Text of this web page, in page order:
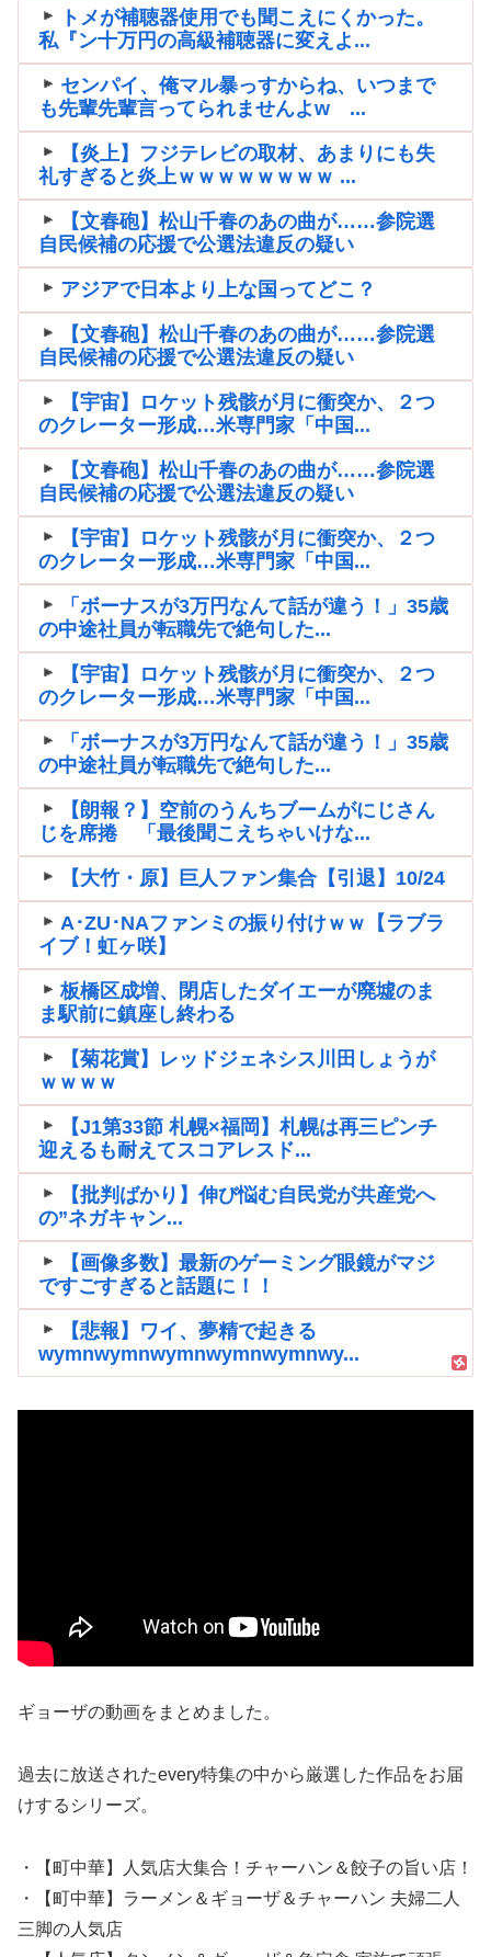
トメが補聴器使用でも聞こえにくかった。
私『ン十万円の高級補聴器に変えよ...
センパイ、俺マル暴っすからね、いつまで
も先輩先輩言ってられませんよw ...
【炎上】フジテレビの取材、あまりにも失
礼すぎると炎上ｗｗｗｗｗｗｗｗ ...
【文春砲】松山千春のあの曲が……参院選
自民候補の応援で公選法違反の疑い
アジアで日本より上な国ってどこ？
【文春砲】松山千春のあの曲が……参院選
自民候補の応援で公選法違反の疑い
【宇宙】ロケット残骸が月に衝突か、２つ
のクレーター形成…米専門家「中国...
【文春砲】松山千春のあの曲が……参院選
自民候補の応援で公選法違反の疑い
【宇宙】ロケット残骸が月に衝突か、２つ
のクレーター形成…米専門家「中国...
「ボーナスが3万円なんて話が違う！」35歳
の中途社員が転職先で絶句した...
【宇宙】ロケット残骸が月に衝突か、２つ
のクレーター形成…米専門家「中国...
「ボーナスが3万円なんて話が違う！」35歳
の中途社員が転職先で絶句した...
【朗報？】空前のうんちブームがにじさん
じを席捲 「最後聞こえちゃいけな...
【大竹・原】巨人ファン集合【引退】10/24
A･ZU･NAファンミの振り付けｗｗ【ラブラ
イブ！虹ヶ咲】
板橋区成増、閉店したダイエーが廃墟のま
ま駅前に鎮座し終わる
【菊花賞】レッドジェネシス川田しょうが
ｗｗｗｗ
【J1第33節 札幌×福岡】札幌は再三ピンチ
迎えるも耐えてスコアレスド...
【批判ばかり】伸び悩む自民党が共産党へ
の”ネガキャン...
【画像多数】最新のゲーミング眼鏡がマジ
ですごすぎると話題に！！
【悲報】ワイ、夢精で起きる
wymnwymnwymnwymnwymnwy...
ギョーザの動画をまとめました。
過去に放送されたevery特集の中から厳選した作品をお届
けするシリーズ。
・【町中華】人気店大集合！チャーハン＆餃子の旨い店！
・【町中華】ラーメン＆ギョーザ＆チャーハン 夫婦二人
三脚の人気店